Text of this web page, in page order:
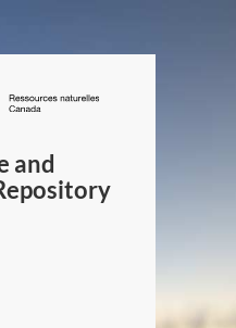
/
Canada
and